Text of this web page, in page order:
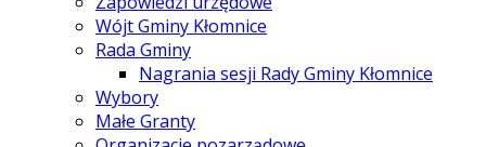
Wójt Gminy Kłomnice
Rada Gminy
Nagrania sesji Rady Gminy Kłomnice
Wybory
Małe Granty